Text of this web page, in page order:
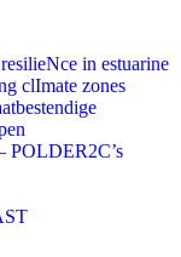
in estuarine
clImate zones
POLDER2C’s